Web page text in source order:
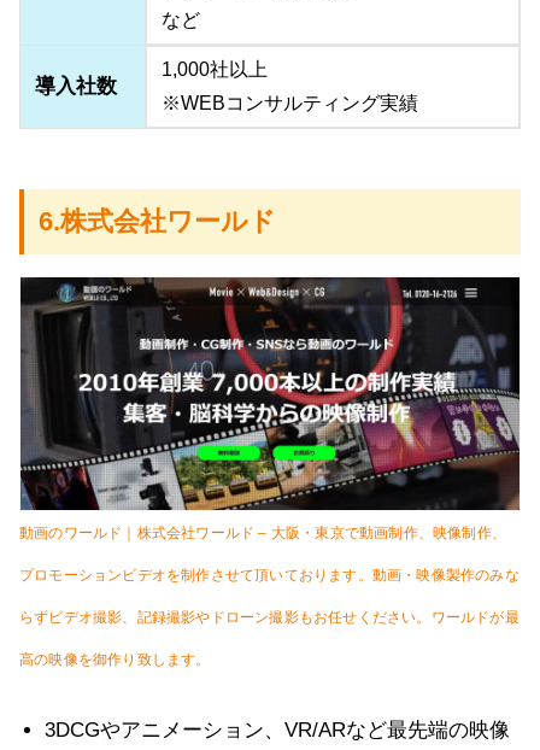
など
導入社数
1,000社以上
※WEBコンサルティング実績
6.株式会社ワールド
動画のワールド｜株式会社ワールド – 大阪・東京で動画制作、映像制作、
プロモーションビデオを制作させて頂いております。動画・映像製作のみな
らずビデオ撮影、記録撮影やドローン撮影もお任せください。ワールドが最
高の映像を御作り致します。
3DCGやアニメーション、VR/ARなど最先端の映像